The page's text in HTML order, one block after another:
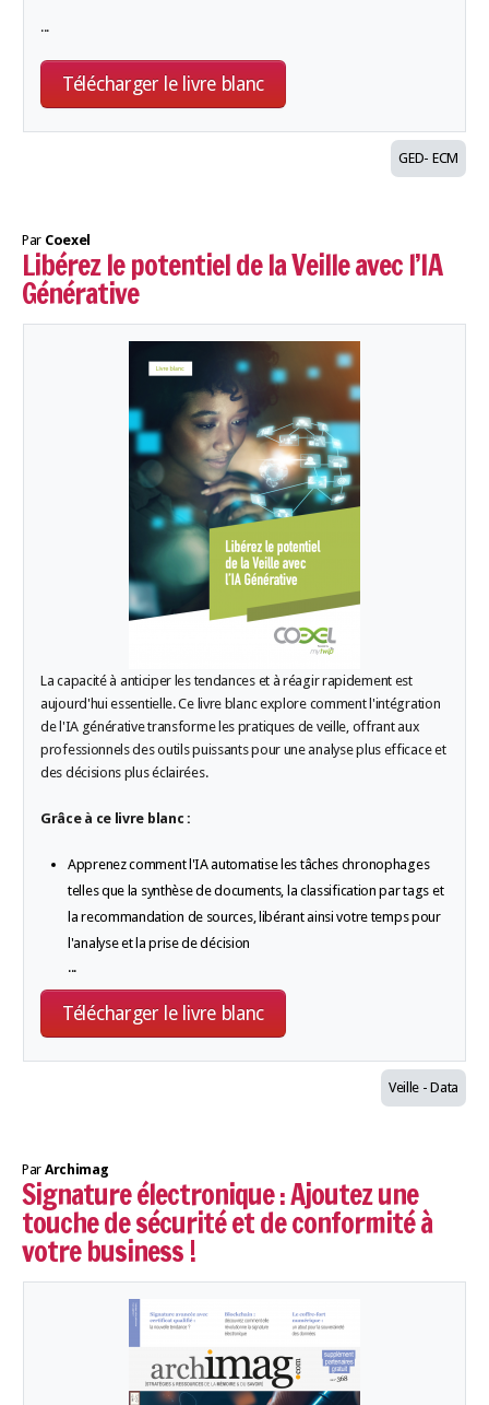
...
Télécharger le livre blanc
GED- ECM
Par Coexel
Libérez le potentiel de la Veille avec l’IA
Générative
La capacité à anticiper les tendances et à réagir rapidement est
aujourd'hui essentielle. Ce livre blanc explore comment l'intégration
de l'IA générative transforme les pratiques de veille, offrant aux
professionnels des outils puissants pour une analyse plus efficace et
des décisions plus éclairées.
Grâce à ce livre blanc :
Apprenez comment l'IA automatise les tâches chronophages
telles que la synthèse de documents, la classification par tags et
la recommandation de sources, libérant ainsi votre temps pour
l'analyse et la prise de décision
...
Télécharger le livre blanc
Veille - Data
Par Archimag
Signature électronique : Ajoutez une
touche de sécurité et de conformité à
votre business !